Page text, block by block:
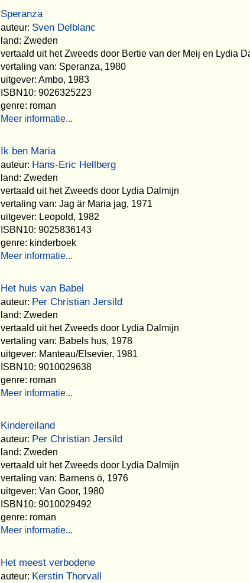
Speranza
auteur: Sven Delblanc
land: Zweden
vertaald uit het Zweeds door Bertie van der Meij en Lydia
vertaling van: Speranza, 1980
uitgever: Ambo, 1983
ISBN10: 9026325223
genre: roman
Meer informatie...
Ik ben Maria
auteur: Hans-Eric Hellberg
land: Zweden
vertaald uit het Zweeds door Lydia Dalmijn
vertaling van: Jag är Maria jag, 1971
uitgever: Leopold, 1982
ISBN10: 9025836143
genre: kinderboek
Meer informatie...
Het huis van Babel
auteur: Per Christian Jersild
land: Zweden
vertaald uit het Zweeds door Lydia Dalmijn
vertaling van: Babels hus, 1978
uitgever: Manteau/Elsevier, 1981
ISBN10: 9010029638
genre: roman
Meer informatie...
Kindereiland
auteur: Per Christian Jersild
land: Zweden
vertaald uit het Zweeds door Lydia Dalmijn
vertaling van: Barnens ö, 1976
uitgever: Van Goor, 1980
ISBN10: 9010029492
genre: roman
Meer informatie...
Het meest verbodene
auteur: Kerstin Thorvall